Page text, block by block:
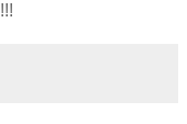
!!!